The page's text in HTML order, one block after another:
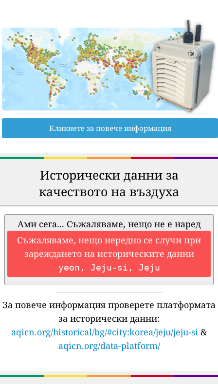
Кликнете за повече информация
Исторически данни за
качеството на въздуха
Ами сега... Съжаляваме, нещо не е наред
Съжаляваме, нещо нередно се случи при
зареждането на историческите данни
yeon, Jeju-si, Jeju
За повече информация проверете платформата
за исторически данни:
aqicn.org/historical/bg/#city:korea/jeju/jeju-si &
aqicn.org/data-platform/